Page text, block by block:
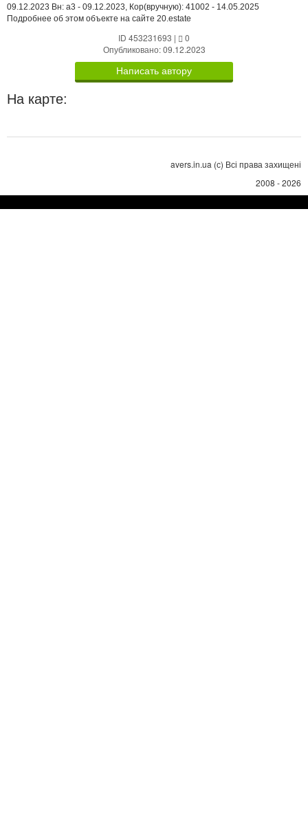
09.12.2023 Вн: a3 - 09.12.2023, Кор(вручную): 41002 - 14.05.2025
Подробнее об этом объекте на сайте 20.estate
ID 453231693 |
0
Опубликовано: 09.12.2023
Написать автору
На карте:
avers.in.ua (с) Всі права захищені
2008 - 2026